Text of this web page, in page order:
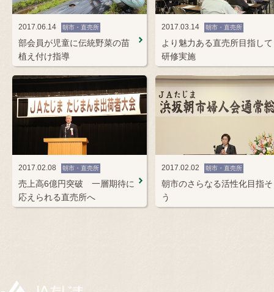
2017.06.14 朝市・直売所
部会員が児童に伝統野菜の苗
植え付け指導
2017.03.14 朝市・直売所
より魅力ある直売所目指して
研修実施
2017.02.08 朝市・直売所
売上高6億円突破 一層期待に
応えられる直売所へ
2017.02.02 朝市・直売所
朝市のさらなる活性化目指そ
う